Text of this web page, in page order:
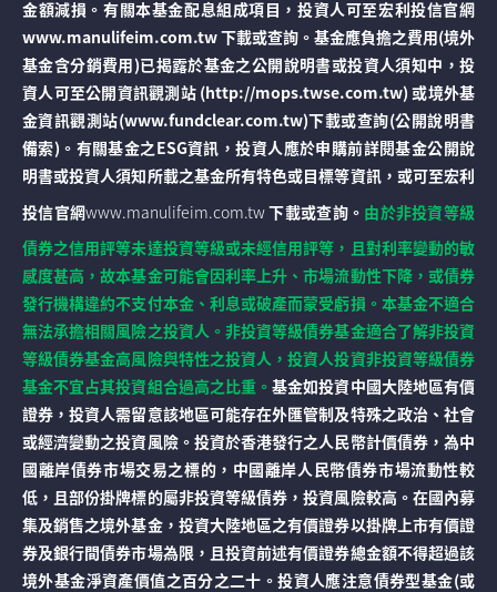
金額減損。有關本基金配息組成項目，投資人可至宏利投信官網
www.manulifeim.com.tw 下載或查詢。基金應負擔之費用(境外
基金含分銷費用)已揭露於基金之公開說明書或投資人須知中，投
資人可至公開資訊觀測站 (http://mops.twse.com.tw) 或境外基
金資訊觀測站(www.fundclear.com.tw)下載或查詢(公開說明書
備索)。有關基金之ESG資訊，投資人應於申購前詳閱基金公開說
明書或投資人須知所載之基金所有特色或目標等資訊，或可至宏利
投信官網www.manulifeim.com.tw下載或查詢。 由於非投資等級
債券之信用評等未達投資等級或未經信用評等，且對利率變動的敏
感度甚高，故本基金可能會因利率上升、市場流動性下降，或債券
發行機構違約不支付本金、利息或破產而蒙受虧損。本基金不適合
無法承擔相關風險之投資人。非投資等級債券基金適合了解非投資
等級債券基金高風險與特性之投資人，投資人投資非投資等級債券
基金不宜占其投資組合過高之比重。基金如投資中國大陸地區有價
證券，投資人需留意該地區可能存在外匯管制及特殊之政治、社會
或經濟變動之投資風險。投資於香港發行之人民幣計價債券，為中
國離岸債券市場交易之標的，中國離岸人民幣債券市場流動性較
低，且部份掛牌標的屬非投資等級債券，投資風險較高。在國內募
集及銷售之境外基金，投資大陸地區之有價證券以掛牌上市有價證
券及銀行間債券市場為限，且投資前述有價證券總金額不得超過該
境外基金淨資產價值之百分之二十。投資人應注意債券型基金(或